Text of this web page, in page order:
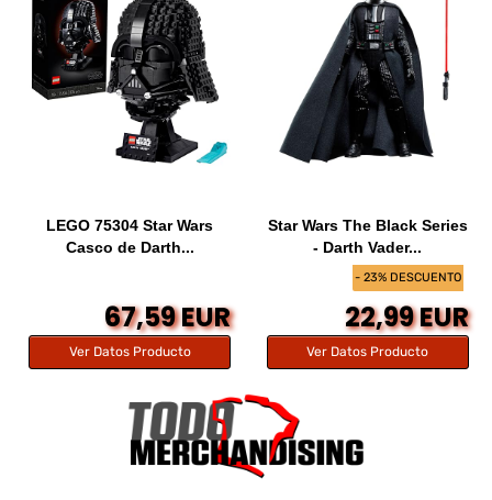
LEGO 75304 Star Wars
Casco de Darth...
67,59 EUR
Ver Datos Producto
- 23% DESCUENTO
Star Wars The Black Series
- Darth Vader...
22,99 EUR
Ver Datos Producto